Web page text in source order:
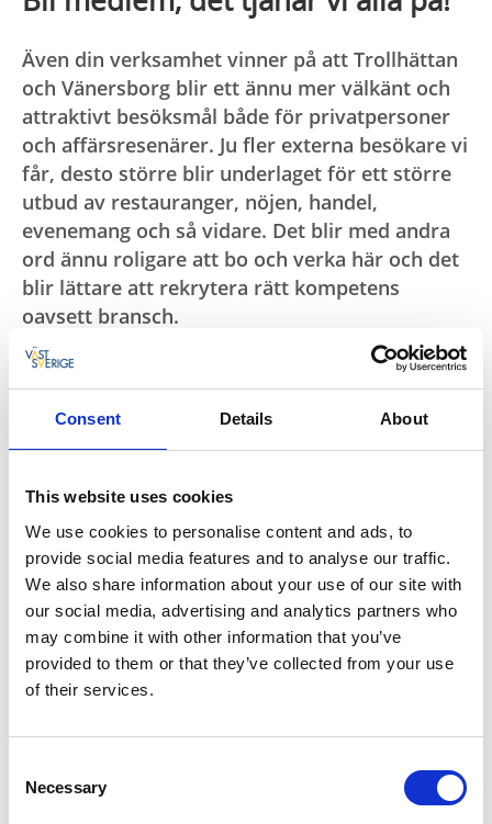
Consent Details About
This website uses cookies
We use cookies to personalise content and ads, to
provide social media features and to analyse our traffic.
We also share information about your use of our site with
our social media, advertising and analytics partners who
may combine it with other information that you’ve
provided to them or that they’ve collected from your use
of their services.
Selection
Necessary
Även din verksamhet vinner på att Trollhättan
och Vänersborg blir ett ännu mer välkänt och
attraktivt besöksmål både för privatpersoner
och affärsresenärer. Ju fler externa besökare vi
får, desto större blir underlaget för ett större
utbud av restauranger, nöjen, handel,
evenemang och så vidare. Det blir med andra
ord ännu roligare att bo och verka här och det
blir lättare att rekrytera rätt kompetens
oavsett bransch.
Bli medlem idag
Därför hoppas vi att alla företag i Vänersborg och
Att vara medlem är inte dyrt, men medlemsintäkterna
en ledande destination i Västsverige och ett omtalat
mönsterexempel inom svensk turistnäring.
Bli medlem idag!Skicka ett mejl eller ring oss på
0521/0520-13509, så sänder vi alla uppgifter om
medlemsavgifter och vilka förmåner som ni som
medlemmar får.
Vi arbetar bland annat med
• Affärs- och produktutveckling